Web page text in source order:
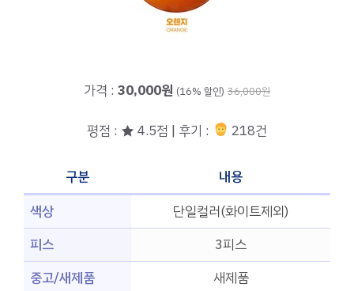
가격 : 30,000원 (16% 할인) 36,000원
평점 : ★ 4.5점 | 후기 : 218건
구분
내용
색상
단일컬러(화이트제외)
피스
3피스
중고/새제품
새제품